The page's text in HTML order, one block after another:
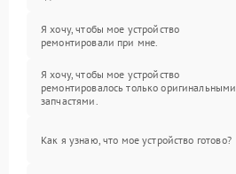
Я хочу, чтобы мое устройство
ремонтировали при мне.
Я хочу, чтобы мое устройство
ремонтировалось только оригинальными
запчастями.
Как я узнаю, что мое устройство готово?